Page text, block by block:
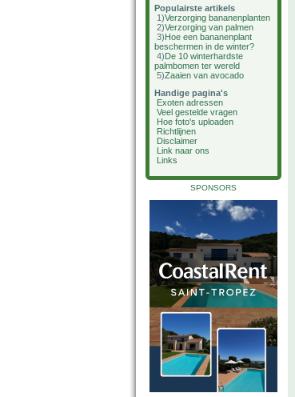
Populairste artikels
1)Verzorging bananenplanten
2)Verzorging van palmen
3)Hoe een bananenplant
beschermen in de winter?
4)De 10 winterhardste
palmbomen ter wereld
5)Zaaien van avocado
Handige pagina's
Exoten adressen
Veel gestelde vragen
Hoe foto's uploaden
Richtlijnen
Disclaimer
Link naar ons
Links
SPONSORS